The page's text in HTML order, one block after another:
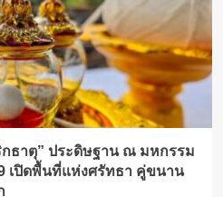
ธาตุ” ประดิษฐาน ณ มหกรรม
เปิดพื้นที่แห่งศรัทธา คู่ขนาน